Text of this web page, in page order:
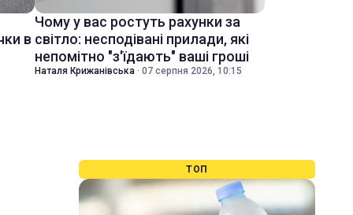
в
Чому у вас ростуть рахунки за
світло: несподівані прилади, які
непомітно "з'їдають" ваші гроші
Наталя Крижанівська · 07 серпня 2026, 10:15
ТОП